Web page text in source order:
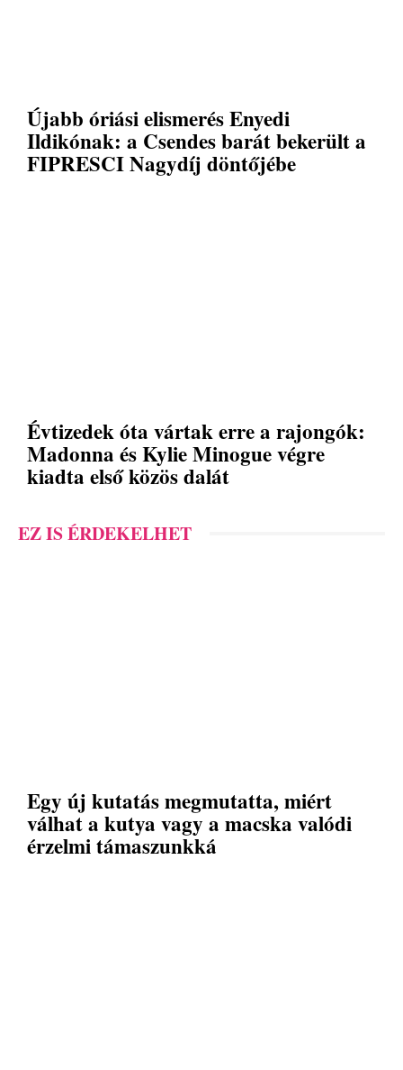
Újabb óriási elismerés Enyedi
Ildikónak: a Csendes barát bekerült a
FIPRESCI Nagydíj döntőjébe
Évtizedek óta vártak erre a rajongók:
Madonna és Kylie Minogue végre
kiadta első közös dalát
EZ IS ÉRDEKELHET
Egy új kutatás megmutatta, miért
válhat a kutya vagy a macska valódi
érzelmi támaszunkká